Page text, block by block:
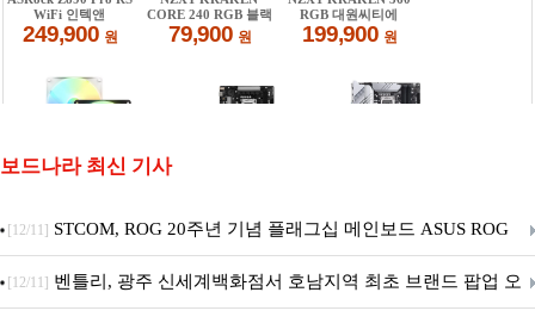
보드나라 최신 기사
[12/11] STCOM, ROG 20주년 기념 플래그십 메인보드 ASUS ROG
Crosshair X870E EDITION 20 국내 출시 예정
[12/11] 벤틀리, 광주 신세계백화점서 호남지역 최초 브랜드 팝업 오